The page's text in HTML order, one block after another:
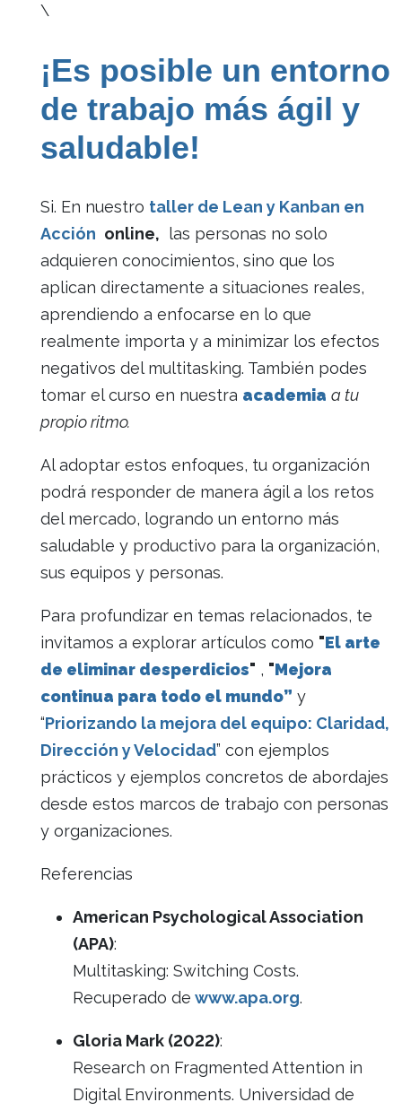
\
¡Es posible un entorno
de trabajo más ágil y
saludable!
Si. En nuestro taller de Lean y Kanban en
Acción online, las personas no solo
adquieren conocimientos, sino que los
aplican directamente a situaciones reales,
aprendiendo a enfocarse en lo que
realmente importa y a minimizar los efectos
negativos del multitasking. También podes
tomar el curso en nuestra academia a tu
propio ritmo.
Al adoptar estos enfoques, tu organización
podrá responder de manera ágil a los retos
del mercado, logrando un entorno más
saludable y productivo para la organización,
sus equipos y personas.
Para profundizar en temas relacionados, te
invitamos a explorar artículos como "El arte
de eliminar desperdicios" , "Mejora
continua para todo el mundo” y
“Priorizando la mejora del equipo: Claridad,
Dirección y Velocidad” con ejemplos
prácticos y ejemplos concretos de abordajes
desde estos marcos de trabajo con personas
y organizaciones.
Referencias
American Psychological Association
(APA):
Multitasking: Switching Costs.
Recuperado de www.apa.org.
Gloria Mark (2022):
Research on Fragmented Attention in
Digital Environments. Universidad de